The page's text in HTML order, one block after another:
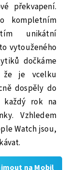
překvapení.
kompletním
unikátní
vytouženého
dočkáme
že je vcelku
dospěly do
každý rok na
Vzhledem
Watch jsou,
na Mobil